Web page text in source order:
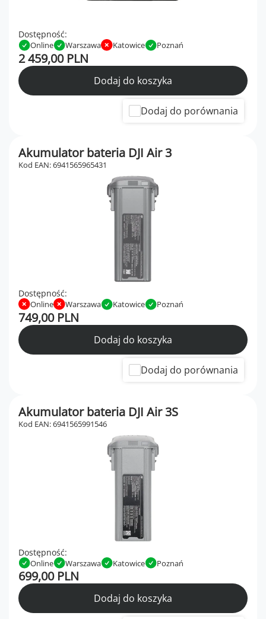
Dostępność:
Online Warszawa Katowice Poznań
2 459,00 PLN
Dodaj do koszyka
Dodaj do porównania
Akumulator bateria DJI Air 3
Kod EAN: 6941565965431
Dostępność:
Online Warszawa Katowice Poznań
749,00 PLN
Dodaj do koszyka
Dodaj do porównania
Akumulator bateria DJI Air 3S
Kod EAN: 6941565991546
Dostępność:
Online Warszawa Katowice Poznań
699,00 PLN
Dodaj do koszyka